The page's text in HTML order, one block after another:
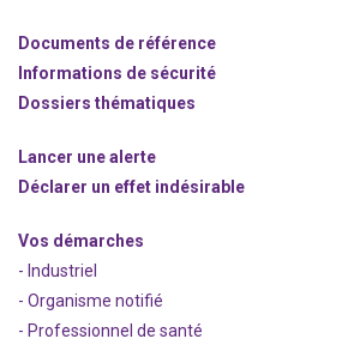
Documents de référence
Informations de sécurité
Dossiers thématiques
Lancer une alerte
Déclarer un effet indésirable
Vos démarches
- Industriel
- Organisme notifié
- Professionnel de santé